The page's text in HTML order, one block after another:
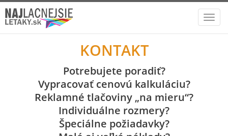
KONTAKT
Potrebujete poradiť?
Vypracovať cenovú kalkuláciu?
Reklamné tlačoviny „na mieru“?
Individuálne rozmery?
Špeciálne požiadavky?